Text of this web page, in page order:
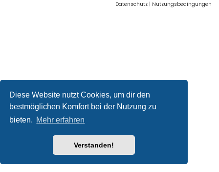
Diese Website nutzt Cookies, um dir den
bestmöglichen Komfort bei der Nutzung zu
bieten. Mehr erfahren
Verstanden!
Datenschutz | Nutzungsbedingungen